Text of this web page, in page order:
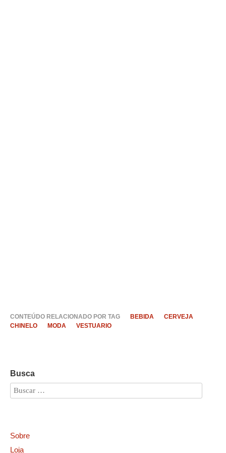
CONTEÚDO RELACIONADO POR TAG BEBIDA
CERVEJA
CHINELO
MODA VESTUARIO
Busca
Sobre
Loja